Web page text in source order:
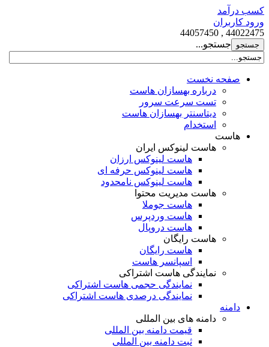
کسب درآمد
ورود کاربران
44022475 , 44057450
جستجو...
صفحه نخست
درباره بهسازان هاست
تست سرعت سرور
دیتاسنتر بهسازان هاست
استخدام
هاست
هاست لینوکس ایران
هاست لینوکس ارزان
هاست لینوکس حرفه ای
هاست لینوکس نامحدود
هاست مدیریت محتوا
هاست جوملا
هاست وردپرس
هاست دروپال
هاست رایگان
هاست رایگان
اسپانسر هاست
نمایندگی هاست اشتراکی
نمایندگی حجمی هاست اشتراکی
نمایندگی درصدی هاست اشتراکی
دامنه
دامنه های بین المللی
قیمت دامنه بین المللی
ثبت دامنه بین المللی